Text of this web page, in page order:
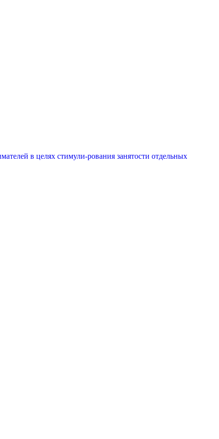
в целях стимули-рования занятости отдельных